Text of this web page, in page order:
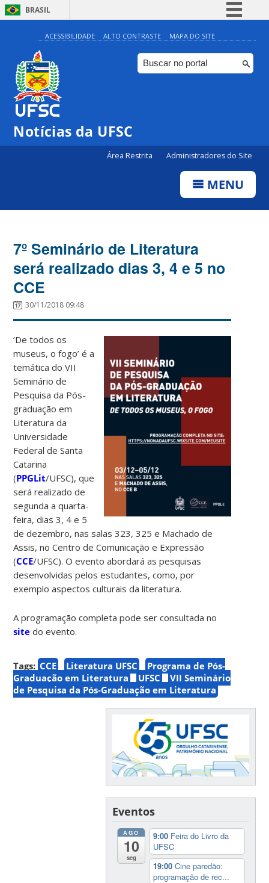
BRASIL
Simplifique!
Comunica BR
Participe
ACESSIBILIDADE ALTO CONTRASTE MAPA DO SITE
Notícias da UFSC
Área Restrita Administradores do Site
MENU
7º Seminário de Literatura
será realizado dias 3, 4 e 5 no
CCE
30/11/2018 09:48
‘De todos os
museus, o fogo’ é a
temática do VII
Seminário de
Pesquisa da Pós-
graduação em
Literatura da
Universidade
Federal de Santa
Catarina
(PPGLit/UFSC), que
será realizado de
segunda a quarta-
feira, dias 3, 4 e 5
de dezembro, nas salas 323, 325 e Machado de
Assis, no Centro de Comunicação e Expressão
(CCE/UFSC). O evento abordará as pesquisas
desenvolvidas pelos estudantes, como, por
exemplo aspectos culturais da literatura.
A programação completa pode ser consultada no
site do evento.
Tags: CCE Literatura UFSC
Programa de Pós-
Graduação em Literatura
UFSC
VII Seminário
de Pesquisa da Pós-Graduação em Literatura
Eventos
AGO
10
seg
9:00 Feira do Livro da
UFSC
19:00Cine paredão:
programação de rec...